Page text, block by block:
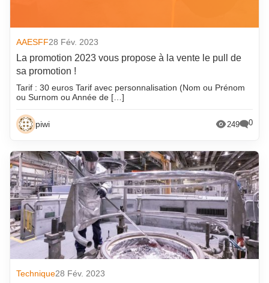
février 2026
janvier 2026
décembre 2025
novembre 2025
octobre 2025
septembre 2025
août 2025
juillet 2025
juin 2025
mai 2025
avril 2025
mars 2025
février 2025
février 2018
septembre 2017
août 2017
juillet 2017
juin 2017
mai 2017
avril 2017
AAESFF28 Fév. 2023
La promotion 2023 vous propose à la vente le pull de
sa promotion !
Tarif : 30 euros Tarif avec personnalisation (Nom ou Prénom
ou Surnom ou Année de […]
piwi 249 0
Technique28 Fév. 2023